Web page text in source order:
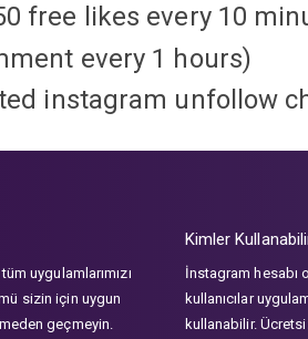
free likes every 10
every 1 hours)
instagram unfollow
uygulamlarımızı
sizin için uygun
geçmeyin.
Kimler
İnstagram hesabı
kullanıcılar
kullanabilir.